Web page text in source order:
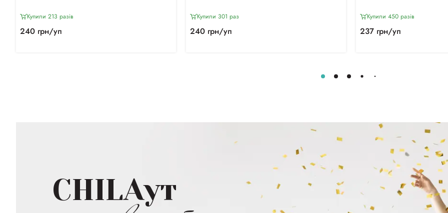
Купили 213 разiв
240 грн/уп
Купили 301 раз
240 грн/уп
Купили 450 разiв
237 грн/уп
CHILAут